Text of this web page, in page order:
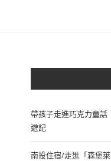
帶孩子走進巧克力童話
遊記
南投住宿/走進「森堡